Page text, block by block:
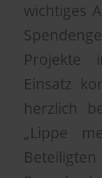
wichtiges
Projekte
Einsatz
herzlich
„Lippe